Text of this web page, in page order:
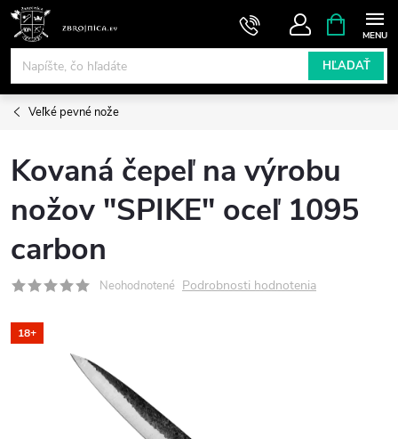
Prejsť
obsah
HĽADAŤ
KOŠÍK
Veľké pevné nože
Kovaná čepeľ na výrobu
nožov "SPIKE" oceľ 1095
carbon
Neohodnotené Podrobnosti hodnotenia
18+